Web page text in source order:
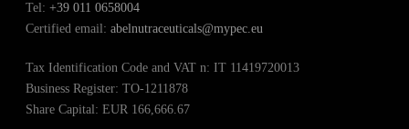
Tel:+39 011 0658004
Certified email:abelnutraceuticals@mypec.eu
Tax Identification Code and VAT n: IT 11419720013
Business Register: TO-1211878
Share Capital: EUR 166,666.67